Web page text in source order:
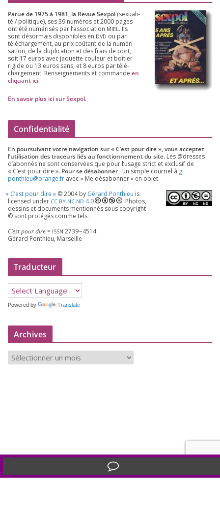
Parue de 1975à 1981, la Revue Sex­pol (sexua­li­
té /​ poli­tique), ses39 numé­ros et2000 pages
ont été numé­ri­sés par l’as­so­cia­tion MIEL . Ils
sont désor­mais dis­po­nibles en DVD ou par
télé­char­ge­ment, au prix coû­tant de la numé­ri­
sa­tion, de la dupli­ca­tion et des frais de port,
soit 17 euros avec jaquette cou­leur et boî­tier
rigide ou 13 euros sans, et 8 euros par télé­
char­ge­ment. Ren­sei­gne­ments et com­mande en
cli­quant ici.
En savoir plus ici sur Sexpol.
Confidentialité
En pour­sui­vant votre navi­ga­tion sur « C’est pour dire », vous accep­tez
l’utilisation des tra­ceurs liés au fonc­tion­ne­ment du site. Les @dresses
d’a­bon­nés ne sont conser­vées que pour l’u­sage strict et exclu­sif de
« C’est pour dire ». Pour se désa­bon­ner : un simple cour­riel à g.​
ponthieu@​orange.​fr avec « Me désa­bon­ner » en objet.
« C’est pour dire » ©2004by Gérard Ponthieu is
licen­sed under CC BY-NC-ND 4.0
. Photos,
des­sins et docu­ments men­tion­nés sous copy­right
© sont pro­té­gés comme tels.
C’est pour dire= ISSN 2739–4514
Gérard Ponthieu, Marseille
Traducteur
Powered by Translate
Archives
r